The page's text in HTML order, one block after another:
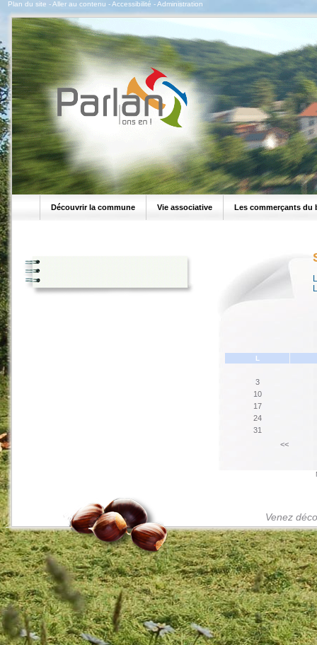
Plan du site -Aller au contenu -Accessibilité -Administration
Découvrir la commune Vie associative Les commerçants du
L
3
10
17
24
31
<<
Venez